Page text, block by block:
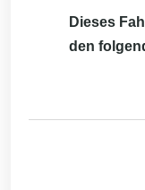
Dieses
den